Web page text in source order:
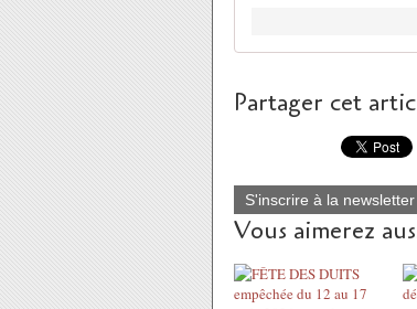
Partager cet
S'inscrire à la newsletter
Vous aimerez